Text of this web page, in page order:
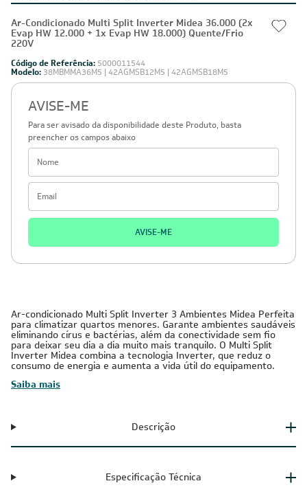
Ar-Condicionado Multi Split Inverter Midea 36.000 (2x
Evap HW 12.000 + 1x Evap HW 18.000) Quente/Frio
220V
Código de Referência: 5000011544
Modelo: 38MBMMA36M5 | 42AGMSB12M5 | 42AGMSB18M5
AVISE-ME
Para ser avisado da disponibilidade deste Produto, basta
preencher os campos abaixo
AVISE-ME
Ar-condicionado Multi Split Inverter 3 Ambientes Midea Perfeita
para climatizar quartos menores. Garante ambientes saudáveis
eliminando círus e bactérias, além da conectividade sem fio
para deixar seu dia a dia muito mais tranquilo. O Multi Split
Inverter Midea combina a tecnologia Inverter, que reduz o
consumo de energia e aumenta a vida útil do equipamento.
Saiba mais
Descrição
Especificação Técnica